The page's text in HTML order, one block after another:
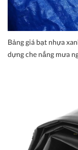
Bảng giá bạt nhựa
dựng che nắng mưa